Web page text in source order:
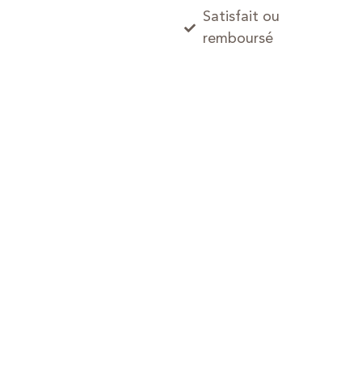
Satisfait ou
remboursé